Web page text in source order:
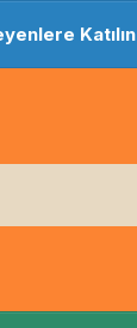
Katılın